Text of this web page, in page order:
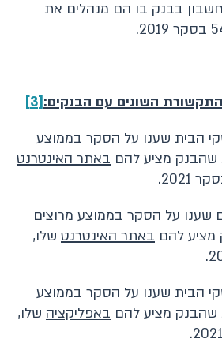
בבנק בו הם מנהלים את
התקשורת השונים עם הבנקים: [3]
משקי הבית שענו על הסקר בממוצע
שהבנק מציע להם באתר האינטרנט
שענו על הסקר בממוצע מרוצים
להם באתר האינטרנט שלו,
משקי הבית שענו על הסקר בממוצע
שהבנק מציע להם באפליקציה שלו,